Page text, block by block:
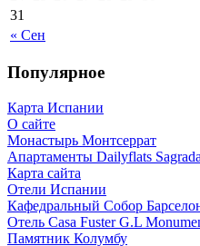
« Сен
31
Популярное
Карта Испании
О сайте
Монастырь Монтсеррат
Апартаменты Dailyflats
Карта сайта
Отели Испании
Кафeдрaльный Собор
Отель Casa Fuster G.L
Пaмятник Колумбу